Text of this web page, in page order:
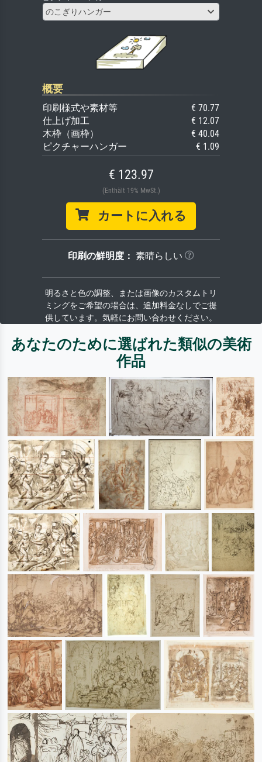
のこぎりハンガー
概要
印刷様式や素材等
€ 70.77
仕上げ加工
€ 12.07
木枠（画枠）
€ 40.04
ピクチャーハンガー
€ 1.09
€ 123.97
(Enthält 19% MwSt.)
カートに入れる
印刷の鮮明度： 素晴らしい
明るさと色の調整、または画像のカスタムトリ
ミングをご希望の場合は、追加料金なしでご提
供しています。気軽にお問い合わせください。
あなたのために選ばれた類似の美術
作品